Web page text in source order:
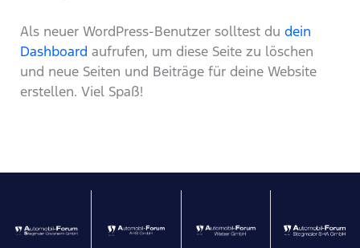
Als neuer WordPress-Benutzer solltest du dein
Dashboard aufrufen, um diese Seite zu löschen
und neue Seiten und Beiträge für deine Website
erstellen. Viel Spaß!